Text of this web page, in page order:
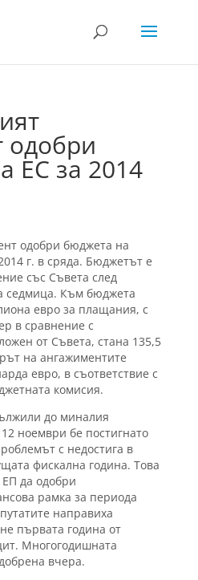
одобри
ЕС за 2014
одобри бюджета на
г. в сряда. Бюджетът е
със Съвета след
седмица. Към бюджета
евро за плащания, с
в сравнение с
от Съвета, стана 135,5
на ангажиментите
евро, в съответствие с
комисия.
до миналия
ноември бе постигнато
с недостига в
фискална година. Това
да одобри
рамка за периода
направиха
първата година от
Многогодишната
вчера.